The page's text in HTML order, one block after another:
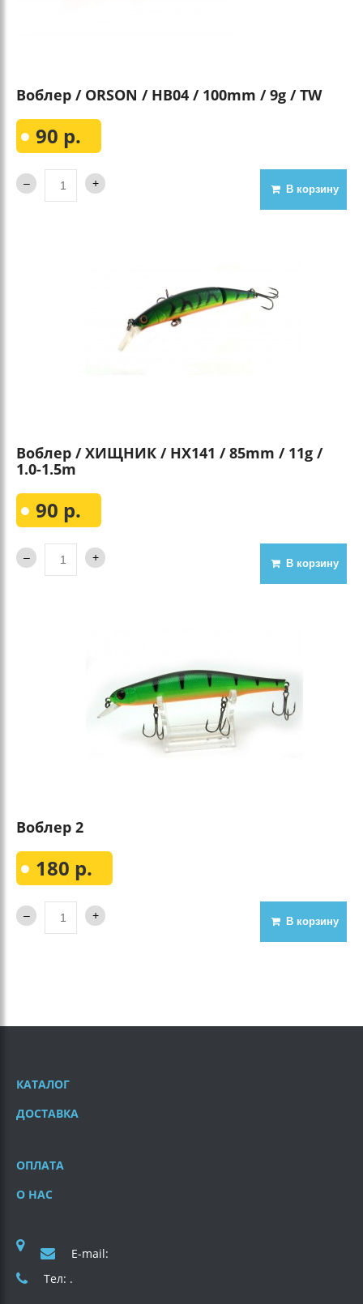
Воблер / ORSON / HB04 / 100mm / 9g / TW
90 р.
В корзину
Воблер / ХИЩНИК / HX141 / 85mm / 11g /
1.0-1.5m
90 р.
В корзину
Воблер 2
180 р.
В корзину
КАТАЛОГ
ДОСТАВКА
ОПЛАТА
О НАС
E-mail:
Тел: .